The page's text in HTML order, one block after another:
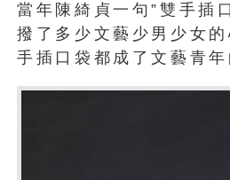
當年陳綺貞一句”雙手插
撥了多少文藝少男少女
手插口袋都成了文藝青年